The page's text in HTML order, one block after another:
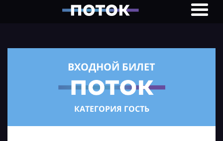
ВХОДНОЙ БИЛЕТ
КАТЕГОРИЯ ГОСТЬ